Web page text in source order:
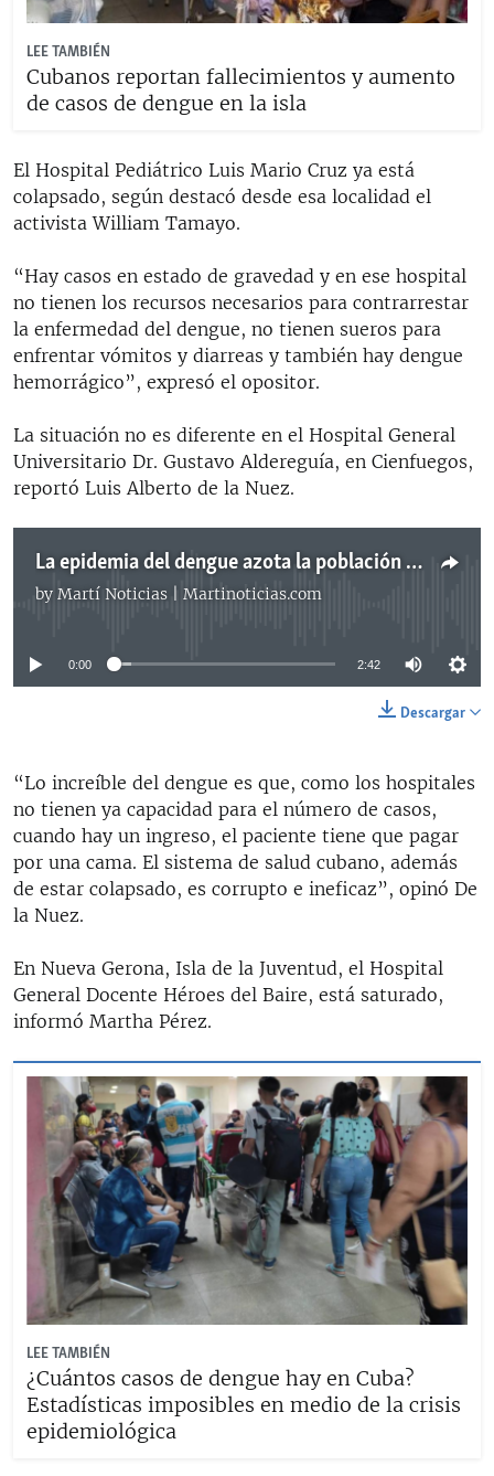
LEE TAMBIÉN
Cubanos reportan fallecimientos y aumento
de casos de dengue en la isla
El Hospital Pediátrico Luis Mario Cruz ya está
colapsado, según destacó desde esa localidad el
activista William Tamayo.
“Hay casos en estado de gravedad y en ese hospital
no tienen los recursos necesarios para contrarrestar
la enfermedad del dengue, no tienen sueros para
enfrentar vómitos y diarreas y también hay dengue
hemorrágico”, expresó el opositor.
La situación no es diferente en el Hospital General
Universitario Dr. Gustavo Aldereguía, en Cienfuegos,
reportó Luis Alberto de la Nuez.
La epidemia del dengue azota la población cubana
by Martí Noticias | Martinoticias.com
No media source currently available
0:00 2:42
Descargar
“Lo increíble del dengue es que, como los hospitales
no tienen ya capacidad para el número de casos,
cuando hay un ingreso, el paciente tiene que pagar
por una cama. El sistema de salud cubano, además
de estar colapsado, es corrupto e ineficaz”, opinó De
la Nuez.
En Nueva Gerona, Isla de la Juventud, el Hospital
General Docente Héroes del Baire, está saturado,
informó Martha Pérez.
LEE TAMBIÉN
¿Cuántos casos de dengue hay en Cuba?
Estadísticas imposibles en medio de la crisis
epidemiológica